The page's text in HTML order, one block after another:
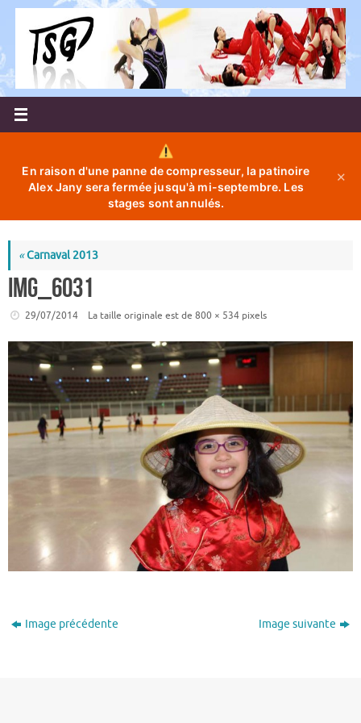
Passer
contenu
En raison d'une panne de compresseur, la patinoire
Alex Jany sera fermée jusqu'à mi-septembre. Les
stages sont annulés.
✕
«Carnaval 2013
IMG_6031
29/07/2014 La taille originale est de 800 × 534pixels
Image précédente Image suivante